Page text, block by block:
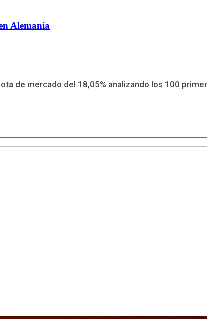
Alemania
de mercado del 18,05% analizando los 100